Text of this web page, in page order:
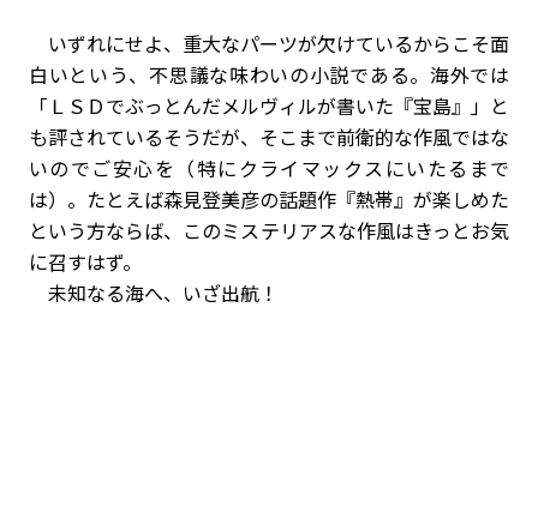
いずれにせよ、重大なパーツが欠けているからこそ面
白いという、不思議な味わいの小説である。海外では
「ＬＳＤでぶっとんだメルヴィルが書いた『宝島』」と
も評されているそうだが、そこまで前衛的な作風ではな
いのでご安心を（特にクライマックスにいたるまで
は）。たとえば森見登美彦の話題作『熱帯』が楽しめた
という方ならば、このミステリアスな作風はきっとお気
に召すはず。
未知なる海へ、いざ出航！